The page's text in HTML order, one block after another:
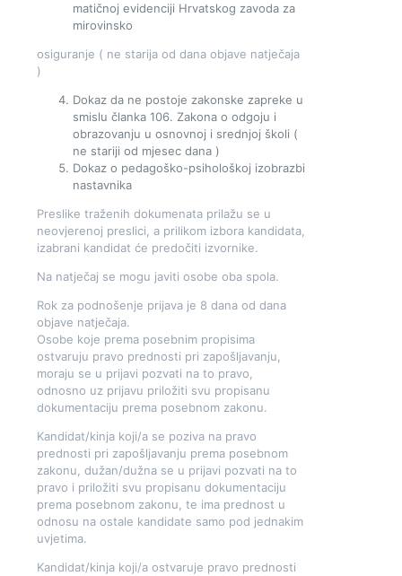
matičnoj evidenciji Hrvatskog zavoda za
mirovinsko
osiguranje ( ne starija od dana objave natječaja
)
Dokaz da ne postoje zakonske zapreke u
smislu članka 106. Zakona o odgoju i
obrazovanju u osnovnoj i srednjoj školi (
ne stariji od mjesec dana )
Dokaz o pedagoško-psihološkoj izobrazbi
nastavnika
Preslike traženih dokumenata prilažu se u
neovjerenoj preslici, a prilikom izbora kandidata,
izabrani kandidat će predočiti izvornike.
Na natječaj se mogu javiti osobe oba spola.
Rok za podnošenje prijava je 8 dana od dana
objave natječaja.
Osobe koje prema posebnim propisima
ostvaruju pravo prednosti pri zapošljavanju,
moraju se u prijavi pozvati na to pravo,
odnosno uz prijavu priložiti svu propisanu
dokumentaciju prema posebnom zakonu.
Kandidat/kinja koji/a se poziva na pravo
prednosti pri zapošljavanju prema posebnom
zakonu, dužan/dužna se u prijavi pozvati na to
pravo i priložiti svu propisanu dokumentaciju
prema posebnom zakonu, te ima prednost u
odnosu na ostale kandidate samo pod jednakim
uvjetima.
Kandidat/kinja koji/a ostvaruje pravo prednosti